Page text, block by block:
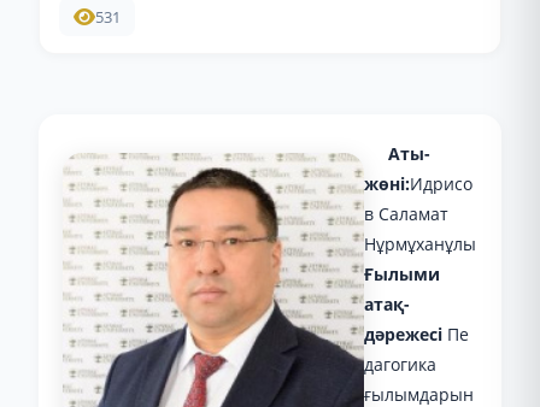
531
Аты-
жөні:Идрисо
в Саламат
Нұрмұханұлы
Ғылыми
атақ-
дәрежесі Пе
дагогика
ғылымдарын